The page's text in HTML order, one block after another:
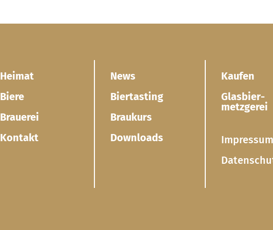
Heimat
Biere
Brauerei
Kontakt
News
Biertasting
Braukurs
Downloads
Kaufen
Glasbier­
metzgerei
Impressum